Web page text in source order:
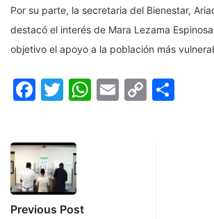
Por su parte, la secretaria del Bienestar,
destacó el interés de Mara Lezama
objetivo el apoyo a la población más
Facebook
Twitter
WhatsApp
Email
Copy
Previous Post